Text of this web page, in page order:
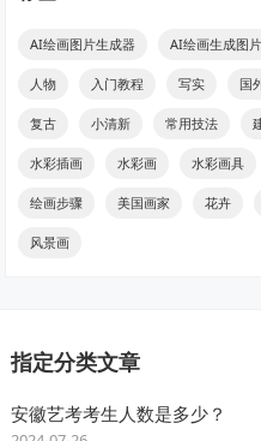
AI绘画图片生成器 AI绘画生成图片
人物 入门教程 写实 国
复古 小清新 常用技法
水彩插画 水彩画 水彩画具
绘画步骤 美国画家 花卉
风景画
指定分类文章
安徽艺考考生人数是多少？